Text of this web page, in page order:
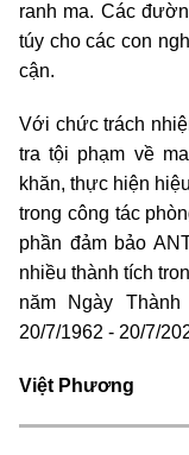
ranh ma. Các
túy cho các con
cận.
Với chức trách
tra tội phạm về
khăn, thực hiện
trong công tác
phần đảm bảo
nhiều thành tích
năm Ngày
20/7/1962 - 20/7/
Việt Phương